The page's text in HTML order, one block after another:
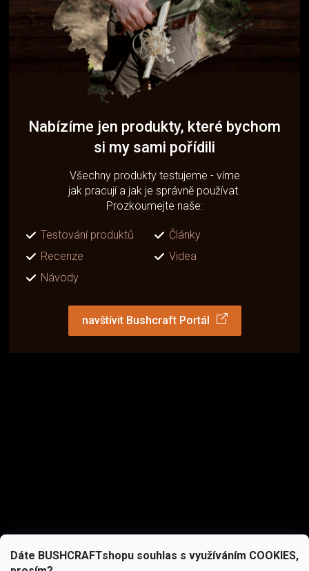
Dáte BUSHCRAFTshopu souhlas s využíváním COOKIES,
Nabízíme jen produkty, které bychom
si my sami pořídili
Všechny produkty testujeme - víme
jak pracují a jak je správně používat.
Prozkoumejte naše:
Testování produktů
Články
Recenze
Videa
Návody
navštívit Bushcraft Portál